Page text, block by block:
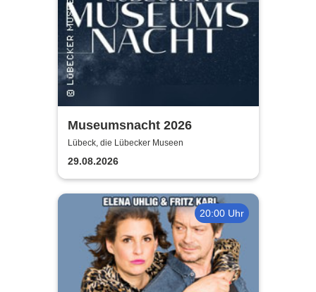
Museumsnacht 2026
Lübeck, die Lübecker Museen
29.08.2026
20:00 Uhr